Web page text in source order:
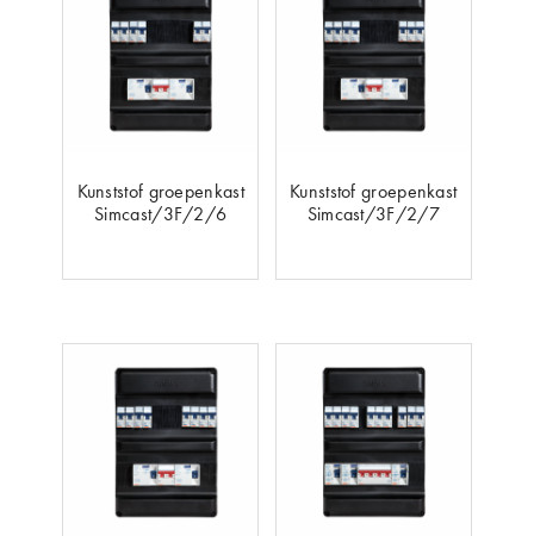
Kunststof groepenkast
Simcast/3F/2/6
Kunststof groepenkast
Simcast/3F/2/7